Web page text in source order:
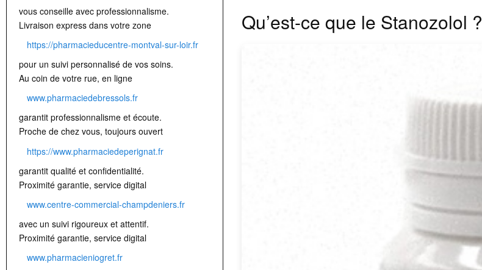
Qu’est-ce que le Stanozolol ?
vous conseille avec professionnalisme.
Livraison express dans votre zone
https://pharmacieducentre-montval-sur-loir.fr
pour un suivi personnalisé de vos soins.
Au coin de votre rue, en ligne
www.pharmaciedebressols.fr
garantit professionnalisme et écoute.
Proche de chez vous, toujours ouvert
https://www.pharmaciedeperignat.fr
garantit qualité et confidentialité.
Proximité garantie, service digital
www.centre-commercial-champdeniers.fr
avec un suivi rigoureux et attentif.
Proximité garantie, service digital
www.pharmacieniogret.fr